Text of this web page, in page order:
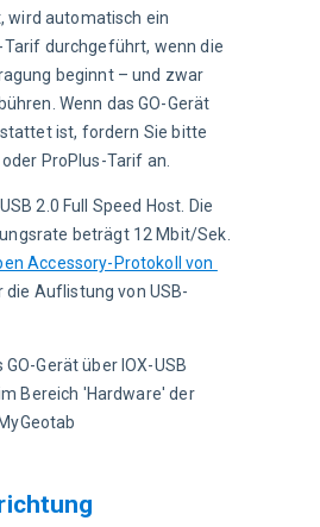
wird automatisch ein
durchgeführt, wenn die
beginnt – und zwar
Wenn das GO-Gerät
ist, fordern Sie bitte
ProPlus-Tarif an.
2.0 Full Speed Host. Die
beträgt 12 Mbit/Sek.
Accessory-Protokoll von
Auflistung von USB-
Gerät über IOX-USB
Bereich 'Hardware' der